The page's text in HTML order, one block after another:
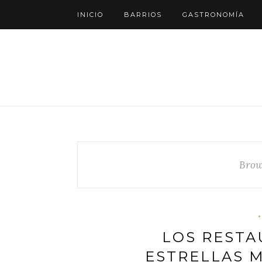
INICIO BARRIOS GASTRONOMÍA
*
LOS
ESTRELLAS